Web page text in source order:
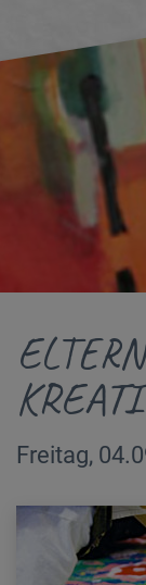
Freitag,